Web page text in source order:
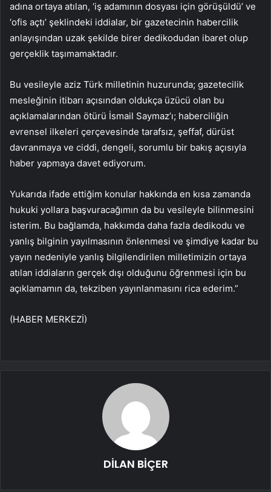
adına ortaya atılan, ‘iş adamının dosyası için görüşüldü’ ve
‘ofis açtı’ şeklindeki iddialar, bir gazetecinin habercilik
anlayışından uzak şekilde birer dedikodudan ibaret olup
gerçeklik taşımamaktadır.
Bu vesileyle aziz Türk milletinin huzurunda; gazetecilik
mesleğinin itibarı açısından oldukça üzücü olan bu
açıklamalarından ötürü İsmail Saymaz’ı; haberciliğin
evrensel ilkeleri çerçevesinde tarafsız, şeffaf, dürüst
davranmaya ve ciddi, dengeli, sorumlu bir bakış açısıyla
haber yapmaya davet ediyorum.
Yukarıda ifade ettiğim konular hakkında en kısa zamanda
hukuki yollara başvuracağımın da bu vesileyle bilinmesini
isterim. Bu bağlamda, hakkımda daha fazla dedikodu ve
yanlış bilginin yayılmasının önlenmesi ve şimdiye kadar bu
yayın nedeniyle yanlış bilgilendirilen milletimizin ortaya
atılan iddiaların gerçek dışı olduğunu öğrenmesi için bu
açıklamamın da, tekziben yayınlanmasını rica ederim.”
(HABER MERKEZİ)
DİLAN BİÇER